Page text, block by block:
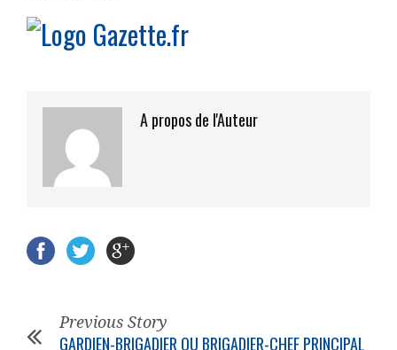
A propos de l'Auteur
Previous Story
GARDIEN-BRIGADIER OU BRIGADIER-CHEF PRINCIPAL